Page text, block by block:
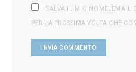
SALVA IL MIO NOME, EMAIL
PER LA PROSSIMA VOLTA CHE